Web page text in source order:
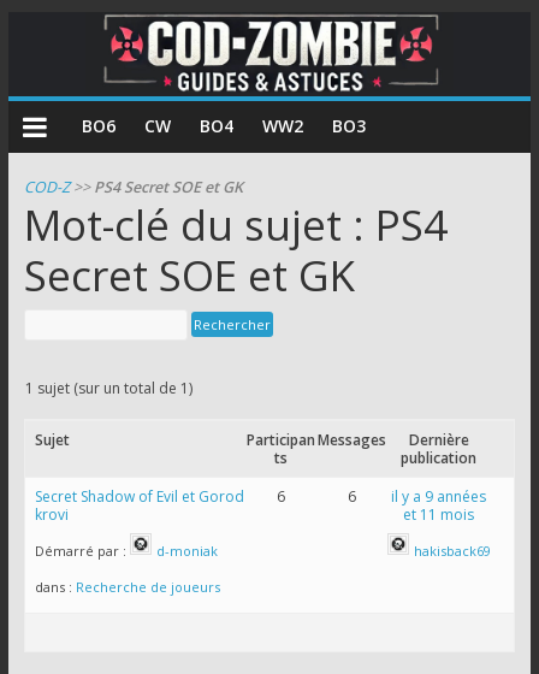
COD
Zombie
Guides
et
astuces
zombie
de
of
Duty
BO6 CW BO4 WW2 BO3
COD-Z>>PS4 Secret SOE et GK
Mot-clé du sujet : PS4
Secret SOE et GK
1 sujet (sur un total de 1)
Sujet
Participan
ts
Messages
Dernière
publication
Secret Shadow of Evil et Gorod
krovi
Démarré par :
d-moniak
dans : Recherche de joueurs
6 6
il y a 9 années
et 11 mois
hakisback69